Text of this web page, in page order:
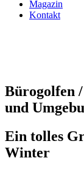
Magazin
Kontakt
Bürogolfen
und
Ein tolles
Winter